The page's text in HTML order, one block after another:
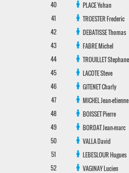
40
PLACEYohan
41
TROESTERFrederic
42
DEBATISSEThomas
43
FABREMichel
44
TROUILLETStephane
45
LACOTESteve
46
GITENETCharly
47
MICHELJean-etienne
48
BOISSETPierre
49
BORDATJean-marc
50
VALLADavid
51
LEBESLOURHugues
52
VAGINAYLucien